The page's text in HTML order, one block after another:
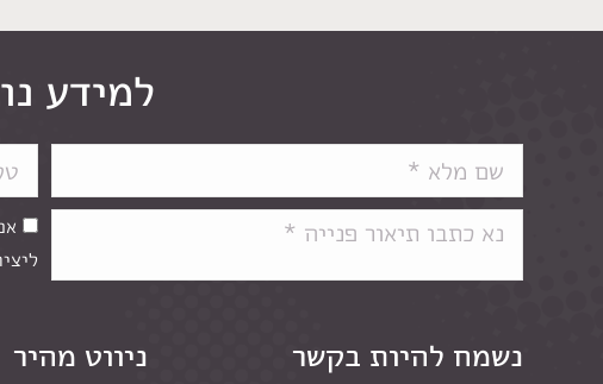
למידע
נשמח להיות בקשר ניווט מהיר